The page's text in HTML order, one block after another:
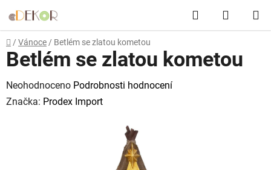
na
obsah
Hledat
KOŠÍK
Domů
/ Vánoce / Betlém se zlatou kometou
Betlém se zlatou kometou
Průměrné
hodnocení
Neohodnoceno Podrobnosti hodnocení
Značka: Prodex Import